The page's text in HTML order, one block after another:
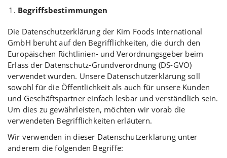
Begriffsbestimmungen
Die Datenschutzerklärung der Kim Foods International
GmbH beruht auf den Begrifflichkeiten, die durch den
Europäischen Richtlinien- und Verordnungsgeber beim
Erlass der Datenschutz-Grundverordnung (DS-GVO)
verwendet wurden. Unsere Datenschutzerklärung soll
sowohl für die Öffentlichkeit als auch für unsere Kunden
und Geschäftspartner einfach lesbar und verständlich sein.
Um dies zu gewährleisten, möchten wir vorab die
verwendeten Begrifflichkeiten erläutern.
Wir verwenden in dieser Datenschutzerklärung unter
anderem die folgenden Begriffe: